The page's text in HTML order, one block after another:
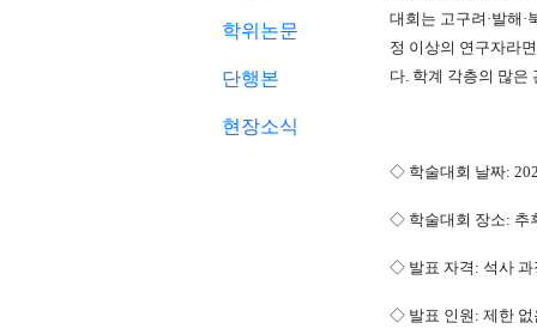
학위논문
단행본
현장소식
대회는 고구려 ·발해 ·
정 이상의 연구자라
다. 학계 각층의 많은
◇ 학술대회 날짜:
◇ 학술대회 장소: 추
◇ 발표 자격 : 석사
◇ 발표 인원 : 제한 없